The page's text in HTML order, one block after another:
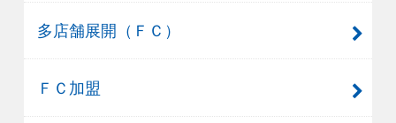
多店舗展開（ＦＣ）
ＦＣ加盟